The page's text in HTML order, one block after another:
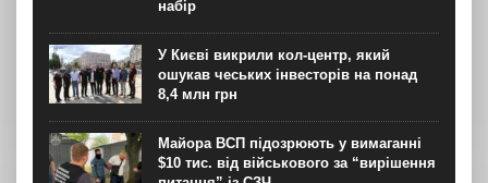
набір
У Києві викрили кол-центр, який
ошукав чеських інвесторів на понад
8,4 млн грн
Майора ВСП підозрюють у вимаганні
$10 тис. від військового за “вирішення